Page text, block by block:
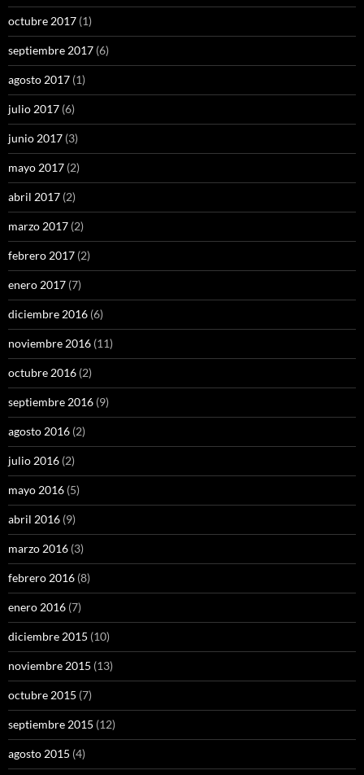
octubre 2017 (1)
septiembre 2017 (6)
agosto 2017 (1)
julio 2017 (6)
junio 2017 (3)
mayo 2017 (2)
abril 2017 (2)
marzo 2017 (2)
febrero 2017 (2)
enero 2017 (7)
diciembre 2016 (6)
noviembre 2016 (11)
octubre 2016 (2)
septiembre 2016 (9)
agosto 2016 (2)
julio 2016 (2)
mayo 2016 (5)
abril 2016 (9)
marzo 2016 (3)
febrero 2016 (8)
enero 2016 (7)
diciembre 2015 (10)
noviembre 2015 (13)
octubre 2015 (7)
septiembre 2015 (12)
agosto 2015 (4)